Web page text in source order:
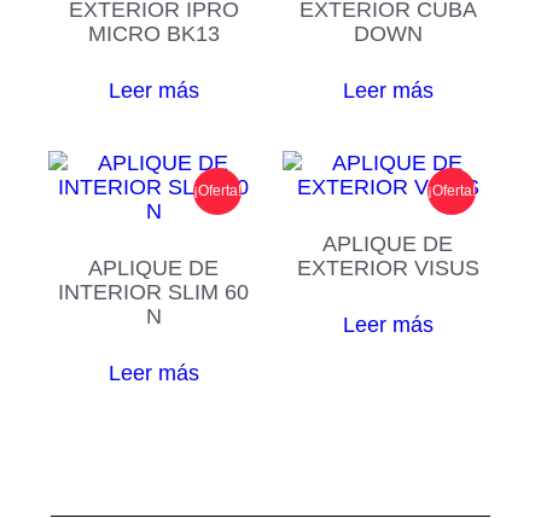
EXTERIOR IPRO
MICRO BK13
Leer más
EXTERIOR CUBA
DOWN
Leer más
¡Oferta!
APLIQUE DE
INTERIOR SLIM 60
N
Leer más
¡Oferta!
APLIQUE DE
EXTERIOR VISUS
Leer más